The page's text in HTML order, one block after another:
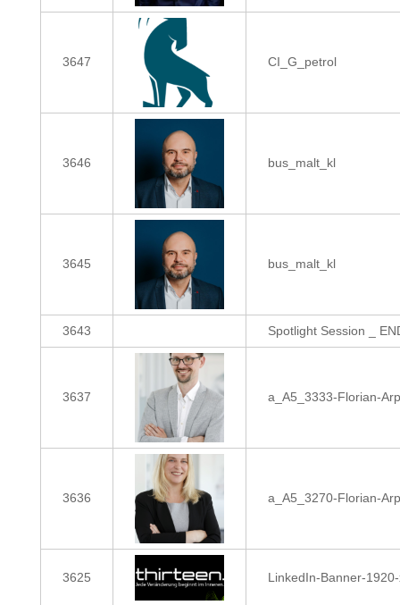
3647 CI_G_petrol
3646 bus_malt_kl
3645 bus_malt_kl
3643 Spotlight Session _
3637 a_A5_3333-Florian-
3636 a_A5_3270-Florian-
3625 LinkedIn-Banner-